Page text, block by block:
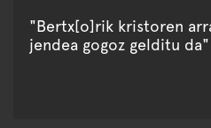
"Bertx[o]rik kristoren
jendea gogoz gelditu da"